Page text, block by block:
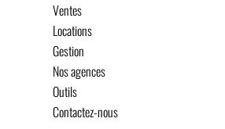
Ventes
Locations
Gestion
Nos agences
Outils
Contactez-nous